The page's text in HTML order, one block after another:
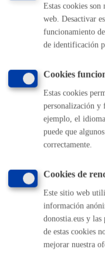
Volver al índice
Comunícate con el
010
(+34) 943 481 000
Buzón de la ciudadanía
Informar de un error
Estas cookies son
web. Desactivar
funcionamiento
de identificación
Cookies
Estas cookies
personalización y
ejemplo, el
puede que
correctamente.
Cookies de
Este sitio web
información
donostia.eus y las
de estas cookies
mejorar nuestra